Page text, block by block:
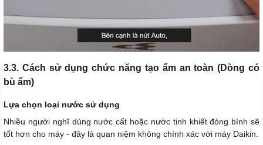
3.3. Cách sử dụng chức năng tạo ẩm an toàn (Dòng có
bù ẩm)
Lựa chọn loại nước sử dụng
Nhiều người nghĩ dùng nước cất hoặc nước tinh khiết đóng bình sẽ
tốt hơn cho máy - đây là quan niệm không chính xác với máy Daikin.